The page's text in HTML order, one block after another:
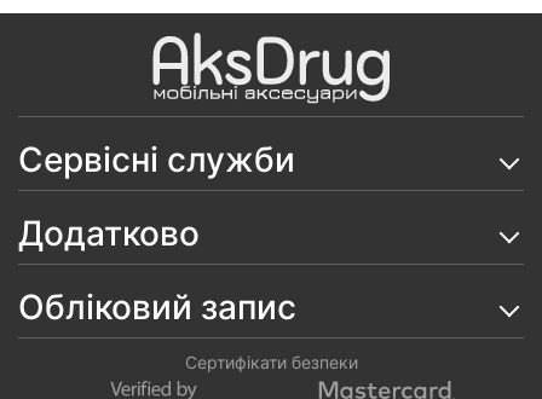
Чохол Leather Book на Xiaomi Redmi Note 14 Pro
5G/ Poco X7
Чохол Silicone Softy на Xiaomi Redmi Note 14 Pro
5G/ Poco X7
Чохол Space Camera Case на Xiaomi Redmi Note 14
Чохол книжка Leather Book Premium на Xiaomi
Redmi Note 14 Pro 5G/ Poco X7
Скло 5D Full Glue на Xiaomi Redmi Note 14 Pro 5G/
Сервісні служби
Додатково
Обліковий запис
Сертифікати безпеки